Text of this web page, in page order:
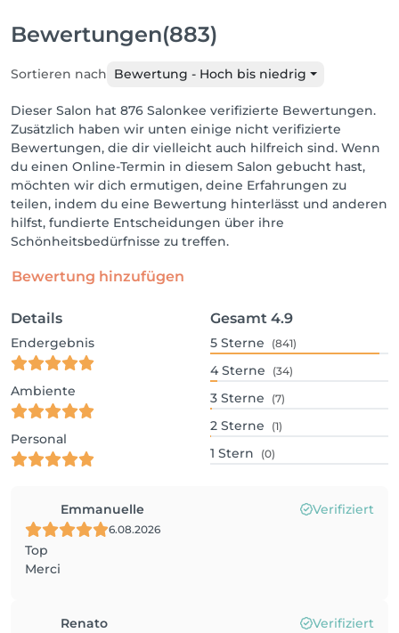
Bewertungen(883)
Sortieren nach Bewertung - Hoch bis niedrig
Dieser Salon hat 876 Salonkee verifizierte Bewertungen.
Zusätzlich haben wir unten einige nicht verifizierte
Bewertungen, die dir vielleicht auch hilfreich sind. Wenn
du einen Online-Termin in diesem Salon gebucht hast,
möchten wir dich ermutigen, deine Erfahrungen zu
teilen, indem du eine Bewertung hinterlässt und anderen
hilfst, fundierte Entscheidungen über ihre
Schönheitsbedürfnisse zu treffen.
Bewertung hinzufügen
Details
Endergebnis
Ambiente
Personal
Gesamt 4.9
5 Sterne (841)
4 Sterne (34)
3 Sterne (7)
2 Sterne (1)
1 Stern (0)
Emmanuelle Verifiziert
6.08.2026
Top
Merci
Renato Verifiziert